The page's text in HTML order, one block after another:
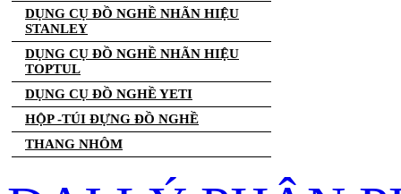
DỤNG CỤ ĐỒ NGHỀ NHÃN HIỆU
STANLEY
DỤNG CỤ ĐỒ NGHỀ NHÃN HIỆU
TOPTUL
DỤNG CỤ ĐỒ NGHỀ YETI
HỘP -TÚI ĐỰNG ĐỒ NGHỀ
THANG NHÔM